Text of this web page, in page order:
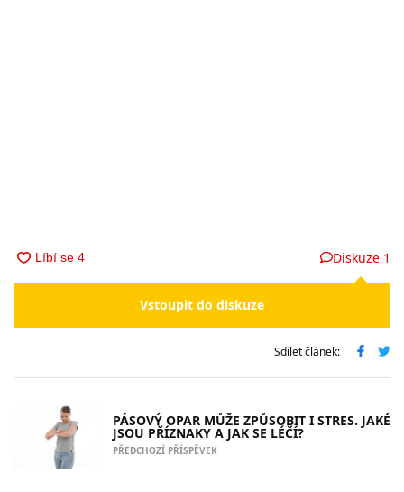
Diskuze 1
Vstoupit do diskuze
Sdílet článek:
PÁSOVÝ OPAR MŮŽE ZPŮSOBIT I STRES. JAKÉ
JSOU PŘÍZNAKY A JAK SE LÉČÍ?
PŘEDCHOZÍ PŘÍSPĚVEK